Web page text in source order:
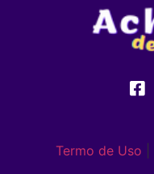
Termo de Uso